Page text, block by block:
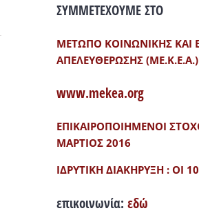
ΣΥΜΜΕΤΕΧΟΥΜΕ ΣΤΟ
ΜΕΤΩΠΟ ΚΟΙΝΩΝΙΚΗΣ ΚΑΙ
ΑΠΕΛΕΥΘΕΡΩΣΗΣ (ΜΕ.Κ.Ε.Α.)
www.mekea.org
ΕΠΙΚΑΙΡΟΠΟΙΗΜΕΝΟΙ
ΜΑΡΤΙΟΣ 2016
ΙΔΡΥΤΙΚΗ ΔΙΑΚΗΡΥΞΗ : ΟΙ
επικοινωνία: εδώ